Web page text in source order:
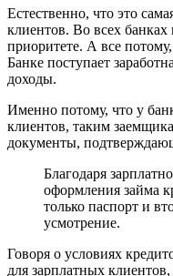
Естественно, что это
клиентов. Во всех банках
приоритете. А все
Банке поступает
доходы.
Именно потому, что у
клиентов, таким
документы,
Благодаря
оформления займа
только паспорт и
усмотрение.
Говоря о условиях
для зарплатных